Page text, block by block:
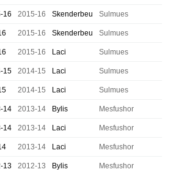
16 2015-16 Skenderbeu Sulmues
2015-16 Skenderbeu Sulmues
2015-16 Laci Sulmues
15 2014-15 Laci Sulmues
2014-15 Laci Sulmues
14 2013-14 Bylis Mesfushor
14 2013-14 Laci Mesfushor
2013-14 Laci Mesfushor
13 2012-13 Bylis Mesfushor